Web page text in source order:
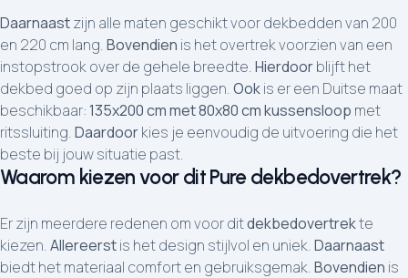
Daarnaastzijn alle maten geschikt voor dekbedden van 200
en 220 cm lang.Bovendien is het overtrek voorzien van een
instopstrook over de gehele breedte.Hierdoorblijft het
dekbed goed op zijn plaats liggen.Ookis er een Duitse maat
beschikbaar:135x200 cm met 80x80 cm kussensloop met
ritssluiting.Daardoorkies je eenvoudig de uitvoering die het
beste bij jouw situatie past.
Waarom kiezen voor dit Pure dekbedovertrek?
Er zijn meerdere redenen om voor ditdekbedovertrekte
kiezen.Allereerstis het design stijlvol en uniek.Daarnaast
biedt het materiaal comfort en gebruiksgemak.Bovendien is